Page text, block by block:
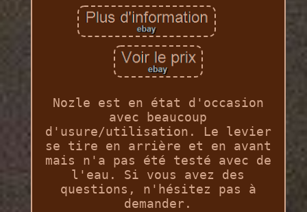
Nozle est en état d'occasion
avec beaucoup
d'usure/utilisation. Le levier
se tire en arrière et en avant
mais n'a pas été testé avec de
l'eau. Si vous avez des
questions, n'hésitez pas à
demander.